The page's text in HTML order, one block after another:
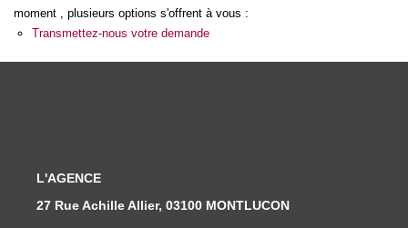
moment , plusieurs options s'offrent à vous :
Transmettez-nous votre demande
L'AGENCE
27 Rue Achille Allier, 03100 MONTLUCON